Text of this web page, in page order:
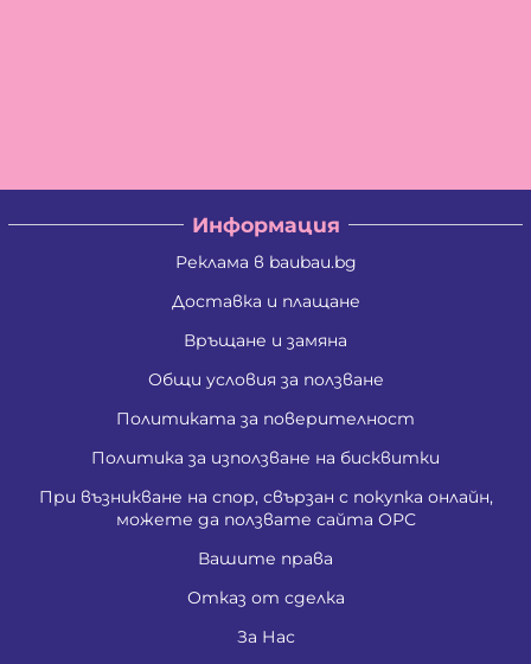
Информация
Реклама в baubau.bg
Доставка и плащане
Връщане и замяна
Общи условия за ползване
Политиката за поверителност
Политика за използване на бисквитки
При възникване на спор, свързан с покупка онлайн,
можете да ползвате сайта ОРС
Вашите права
Отказ от сделка
За Нас